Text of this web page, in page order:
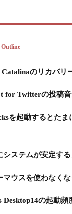
Outline
Catalinaのリカバリ
for Twitterの投稿
を起動するとた
システムが安定す
マウスを使わなく
Desktop14の起動頻